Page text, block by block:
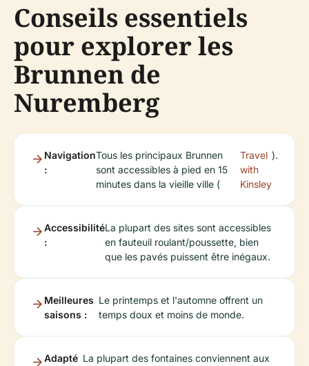
Conseils essentiels
pour explorer les
Brunnen de
Nuremberg
Navigation
:
Tous les principaux Brunnen
sont accessibles à pied en 15
minutes dans la vieille ville (
Travel
with
Kinsley
).
Accessibilité
:
La plupart des sites sont accessibles
en fauteuil roulant/poussette, bien
que les pavés puissent être inégaux.
Meilleures
saisons :
Le printemps et l'automne offrent un
temps doux et moins de monde.
Adapté La plupart des fontaines conviennent aux